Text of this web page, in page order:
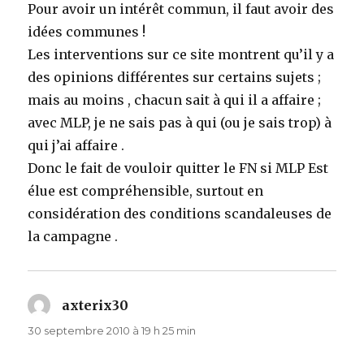
Pour avoir un intérêt commun, il faut avoir des
idées communes !
Les interventions sur ce site montrent qu’il y a
des opinions différentes sur certains sujets ;
mais au moins , chacun sait à qui il a affaire ;
avec MLP, je ne sais pas à qui (ou je sais trop) à
qui j’ai affaire .
Donc le fait de vouloir quitter le FN si MLP Est
élue est compréhensible, surtout en
considération des conditions scandaleuses de
la campagne .
axterix30
30 septembre 2010 à 19 h 25 min